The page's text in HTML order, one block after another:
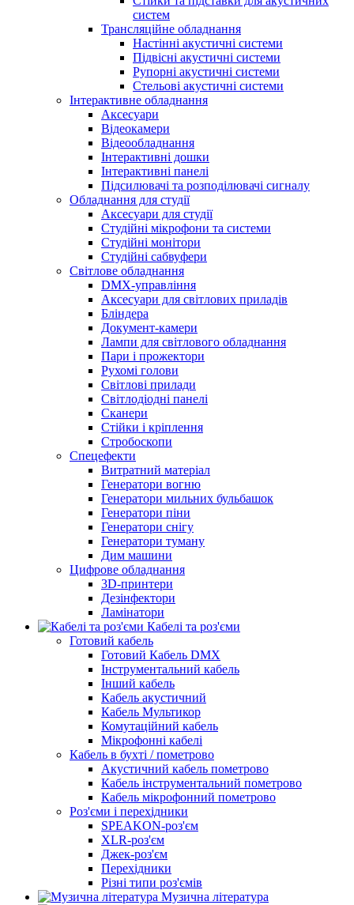
систем
Трансляційне обладнання
Настінні акустичні системи
Підвісні акустичні системи
Рупорні акустичні системи
Стельові акустичні системи
Інтерактивне обладнання
Аксесуари
Відеокамери
Відеообладнання
Інтерактивні дошки
Інтерактивні панелі
Підсилювачі та розподілювачі сигналу
Обладнання для студії
Аксесуари для студії
Студійні мікрофони та системи
Студійні монітори
Студійні сабвуфери
Світлове обладнання
DMX-управління
Аксесуари для світлових приладів
Бліндера
Документ-камери
Лампи для світлового обладнання
Пари і прожектори
Рухомі голови
Світлові прилади
Світлодіодні панелі
Сканери
Стійки і кріплення
Стробоскопи
Спецефекти
Витратний матеріал
Генератори вогню
Генератори мильних бульбашок
Генератори піни
Генератори снігу
Генератори туману
Дим машини
Цифрове обладнання
3D-принтери
Дезінфектори
Ламінатори
Кабелі та роз'єми
Готовий кабель
Готовий Кабель DMX
Інструментальний кабель
Інший кабель
Кабель акустичний
Кабель Мультикор
Комутаційний кабель
Мікрофонні кабелі
Кабель в бухті / пометрово
Акустичний кабель пометрово
Кабель інструментальний пометрово
Кабель мікрофонний пометрово
Роз'єми і перехідники
SPEAKON-роз'єм
XLR-роз'єм
Джек-роз'єм
Перехідники
Різні типи роз'ємів
Музична література